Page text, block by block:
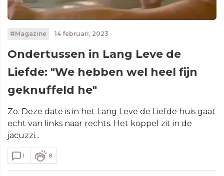
#Magazine 14 februari, 2023
Ondertussen in Lang Leve de
Liefde: "We hebben wel heel fijn
geknuffeld he"
Zo. Deze date is in het Lang Leve de Liefde huis gaat
echt van links naar rechts. Het koppel zit in de
jacuzzi...
1 8